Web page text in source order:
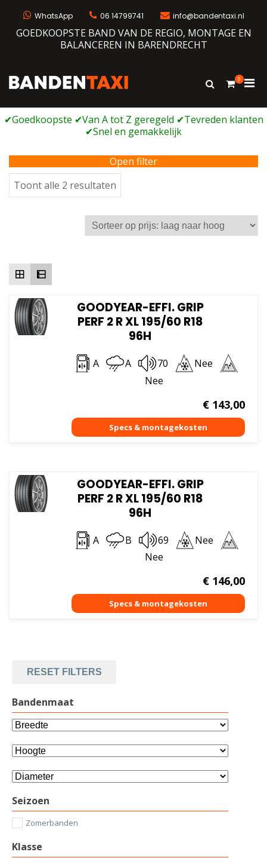
WhatsApp 06 14799741 info@bandentaxi.nl
GOEDKOOPSTE BAND VAN DE REGIO, MONTAGE EN
BALANCEREN IN BARENDRECHT
Bandengarage met eigen webshop
Toon
0
voor
Open filter
Toont alle 2 resultaten
op
prijs:
laag
GOODYEAR-EFFI. GRIP
PERF 2 R XL 195/60 R18
96H
A A 70
Nee
Nee
€143,00
GOODYEAR-EFFI. GRIP
PERF 2 R XL 195/60 R18
96H
A B 69
Nee
Nee
€146,00
RESET FILTERS
Bandenmaat
Seizoen
Zomerbanden
Klasse